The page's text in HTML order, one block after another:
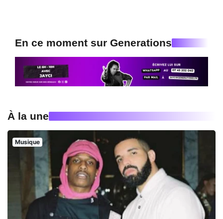
En ce moment sur Generations
À la une
Musique